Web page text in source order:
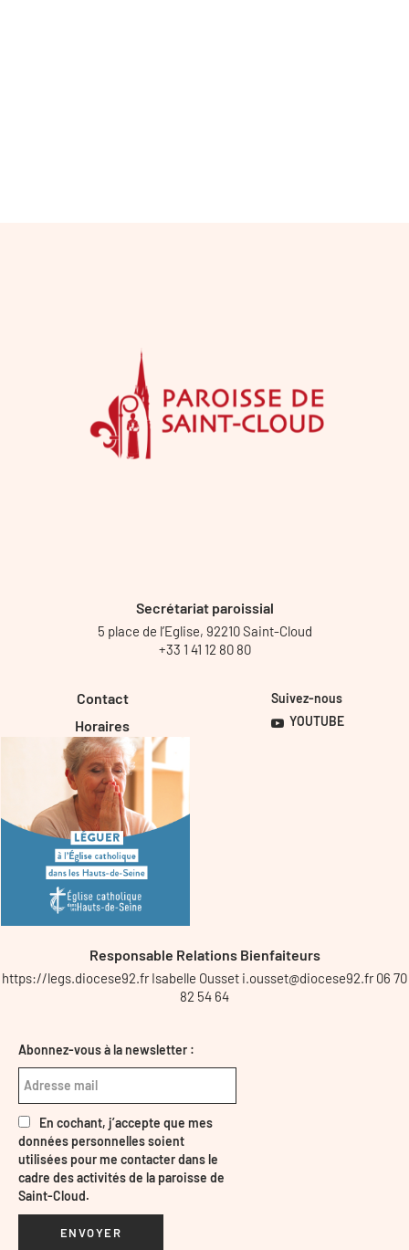
Secrétariat paroissial
5 place de l’Eglise, 92210 Saint-Cloud
+33 1 41 12 80 80
Contact
Horaires
Suivez-nous
YOUTUBE
Responsable Relations Bienfaiteurs
https://legs.diocese92.fr Isabelle Ousset i.ousset@diocese92.fr 06 70
82 54 64
Abonnez-vous à la newsletter :
En cochant, j’accepte que mes
données personnelles soient
utilisées pour me contacter dans le
cadre des activités de la paroisse de
Saint-Cloud.
ENVOYER